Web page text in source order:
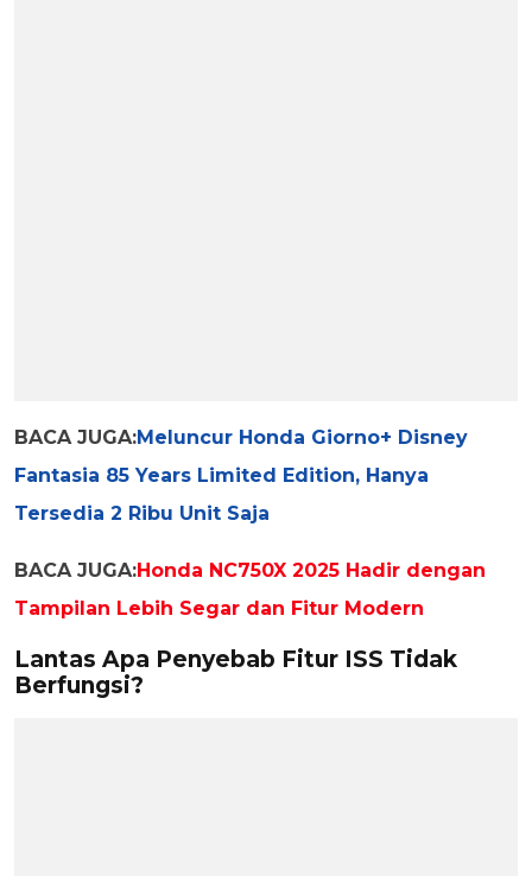
BACA JUGA:Meluncur Honda Giorno+ Disney
Fantasia 85 Years Limited Edition, Hanya
Tersedia 2 Ribu Unit Saja
BACA JUGA:Honda NC750X 2025 Hadir dengan
Tampilan Lebih Segar dan Fitur Modern
Lantas Apa Penyebab Fitur ISS Tidak
Berfungsi?